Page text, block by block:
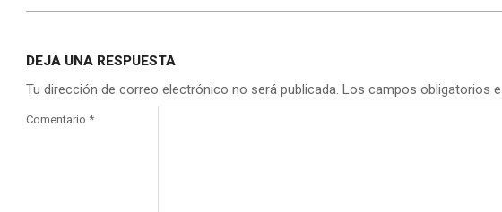
DEJA UNA RESPUESTA
Tu dirección de correo electrónico no será publicada. Los campos obligatorios
Comentario *